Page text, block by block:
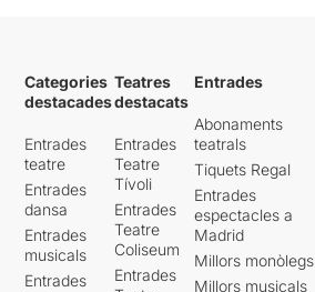
Categories
destacades
Entrades
teatre
Entrades
dansa
Entrades
musicals
Entrades
Teatres
destacats
Entrades
Teatre
Tívoli
Entrades
Teatre
Coliseum
Entrades
Entrades
Abonaments
teatrals
Tiquets Regal
Entrades
espectacles a
Madrid
Millors monòlegs
Millors musicals